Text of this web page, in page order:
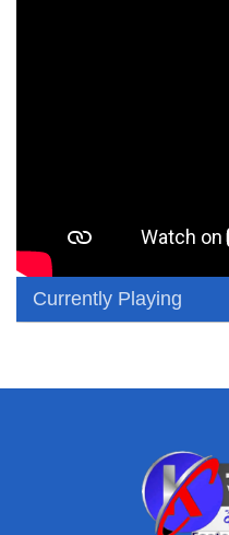
Currently Playing